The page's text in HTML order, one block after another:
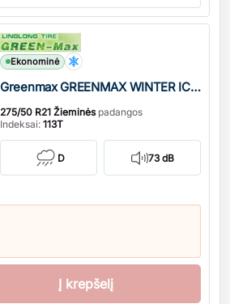
Ekonominė
Greenmax GREENMAX WINTER ICE I-15 SUV XL DOT22
275/50 R21 Žieminėspadangos
Indeksai: 113T
D 73 dB
Į krepšelį